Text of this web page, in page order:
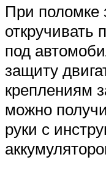
При поломке
откручивать
под
защиту
креплениям
можно
руки с